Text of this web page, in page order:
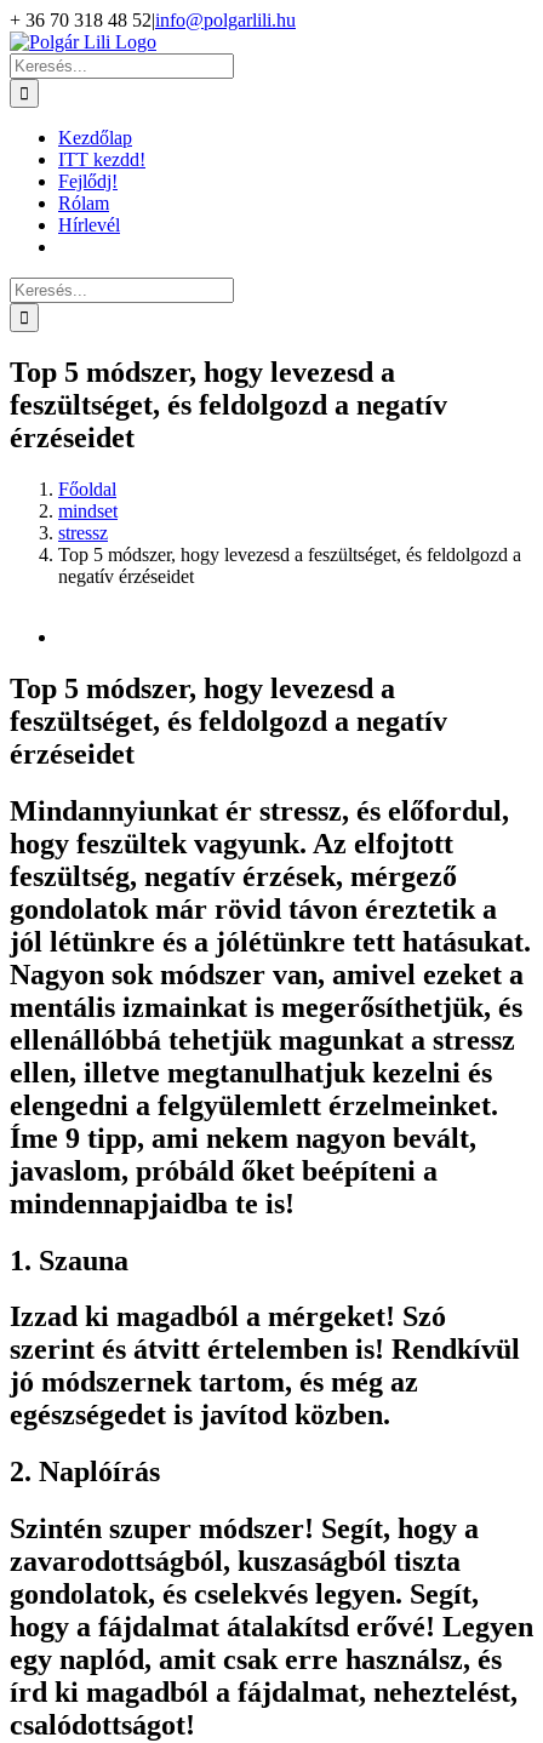
Kihagyás
+ 36 70 318 48 52|info@polgarlili.hu
Keresés...
Kezdőlap
ITT kezdd!
Fejlődj!
Rólam
Hírlevél
Keresés...
Top 5 módszer, hogy levezesd a
feszültséget, és feldolgozd a negatív
érzéseidet
Főoldal
mindset
stressz
Top 5 módszer, hogy levezesd a feszültséget, és feldolgozd a
negatív érzéseidet
Top 5 módszer, hogy levezesd a
feszültséget, és feldolgozd a negatív
érzéseidet
Mindannyiunkat ér stressz, és előfordul,
hogy feszültek vagyunk. Az elfojtott
feszültség, negatív érzések, mérgező
gondolatok már rövid távon éreztetik a
jól létünkre és a jólétünkre tett hatásukat.
Nagyon sok módszer van, amivel ezeket a
mentális izmainkat is megerősíthetjük, és
ellenállóbbá tehetjük magunkat a stressz
ellen, illetve megtanulhatjuk kezelni és
elengedni a felgyülemlett érzelmeinket.
Íme 9 tipp, ami nekem nagyon bevált,
javaslom, próbáld őket beépíteni a
mindennapjaidba te is!
1. Szauna
Izzad ki magadból a mérgeket! Szó
szerint és átvitt értelemben is! Rendkívül
jó módszernek tartom, és még az
egészségedet is javítod közben.
2. Naplóírás
Szintén szuper módszer! Segít, hogy a
zavarodottságból, kuszaságból tiszta
gondolatok, és cselekvés legyen. Segít,
hogy a fájdalmat átalakítsd erővé! Legyen
egy naplód, amit csak erre használsz, és
írd ki magadból a fájdalmat, neheztelést,
csalódottságot!